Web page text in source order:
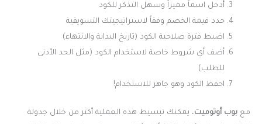
أدخل اسماً مميزاً وسهل التذكر للكود
حدد قيمة الخصم وفقاً لاستراتيجيتك التسويقية
اضبط فترة صلاحية الكود (تاريخ البداية والانتهاء)
أضف أي شروط خاصة لاستخدام الكود (مثل الحد الأدنى
للطلب)
احفظ الكود وهو جاهز للاستخدام!
مع بوب أوتوميت، يمكنك تبسيط هذه العملية أكثر من خلال جدولة